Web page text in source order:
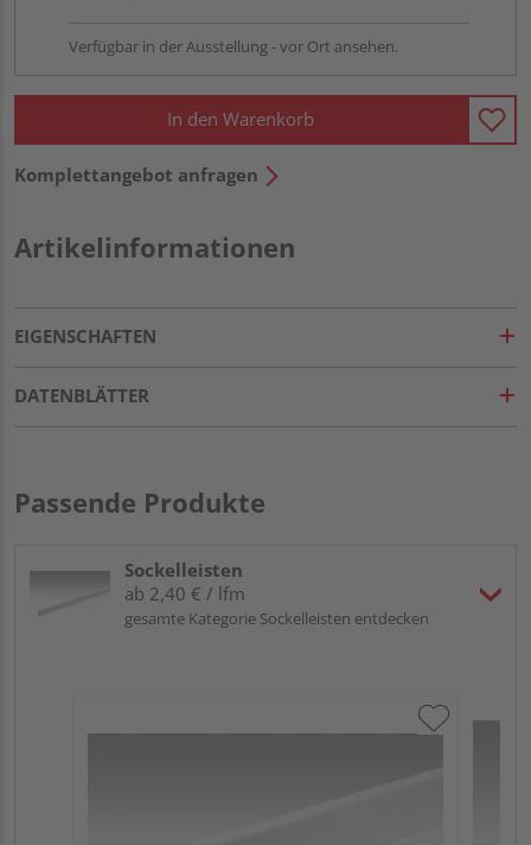
Verfügbar in der Ausstellung - vor Ort ansehen.
In den Warenkorb
Komplettangebot anfragen
Artikelinformationen
EIGENSCHAFTEN
DATENBLÄTTER
Passende Produkte
Sockelleisten
ab 2,40 € / lfm
gesamte Kategorie Sockelleisten entdecken